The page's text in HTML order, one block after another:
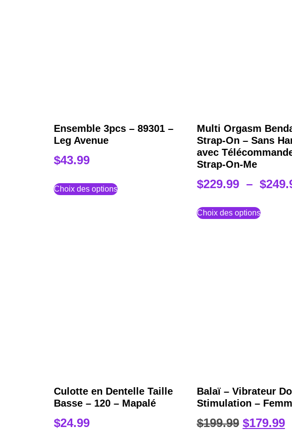
Ensemble 3pcs – 89301 –
Leg Avenue
$43.99
Choix des options
Multi Orgasm
Strap-On – Sans
avec
Strap-On-Me
$229.99 – $
Choix des options
Culotte en Dentelle Taille
Basse – 120 – Mapalé
$24.99
Balaï – Vibrateur
Stimulation –
$199.99 $179.99